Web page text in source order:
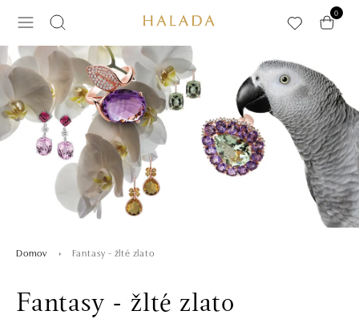
0
Domov Fantasy - žlté zlato
Fantasy - žlté zlato